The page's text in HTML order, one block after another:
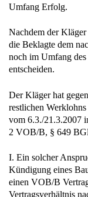
Umfang Erfolg.
Nachdem der
die Beklagte dem
noch im Umfang
entscheiden.
Der Kläger hat
restlichen
vom 6.3./21.3.2007
2 VOB/B, § 649
I. Ein solcher
Kündigung eines
einen VOB/B
Vertragsverhältnis